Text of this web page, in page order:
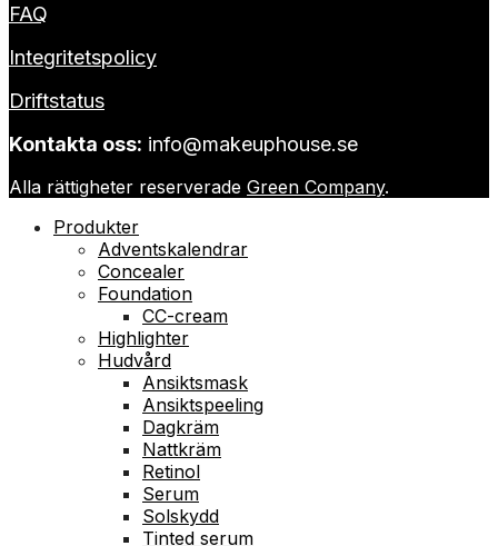
FAQ
Integritetspolicy
Driftstatus
Kontakta oss: info@makeuphouse.se
Alla rättigheter reserverade Green Company.
Produkter
Adventskalendrar
Concealer
Foundation
CC-cream
Highlighter
Hudvård
Ansiktsmask
Ansiktspeeling
Dagkräm
Nattkräm
Retinol
Serum
Solskydd
Tinted serum